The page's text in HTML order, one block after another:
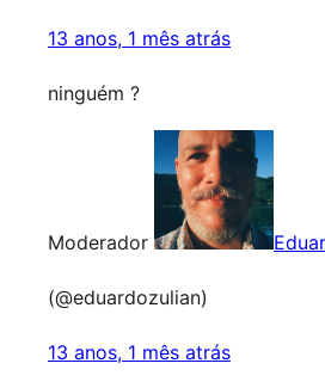
13 anos, 1 mês atrás
ninguém ?
Moderador
(@eduardozulian)
13 anos, 1 mês atrás